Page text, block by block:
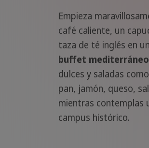
Empieza
café caliente, un
taza de té inglés en un
buffet mediterráneo
dulces y saladas
pan, jamón, queso,
mientras contemplas
campus histórico.